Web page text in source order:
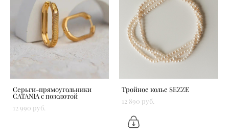
Серьги-прямоугольники
CATANIA с позолотой
12 990 pуб.
Тройное колье SEZZE
12 890 pуб.